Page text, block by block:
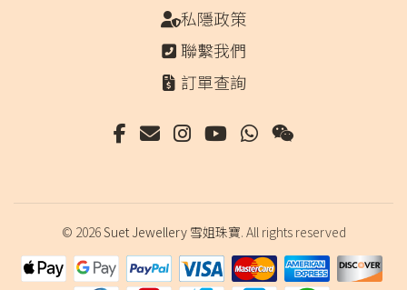
私隱政策
聯繫我們
訂單查詢
© 2026Suet Jewellery 雪姐珠寶. All rights reserved